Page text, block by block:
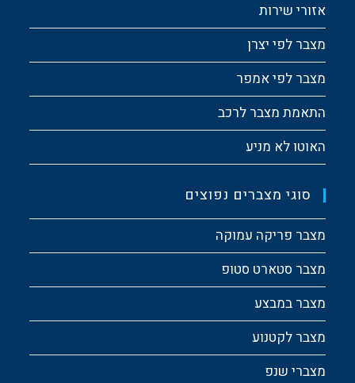
אזורי שירות
מצבר לפי יצרן
מצבר לפי אמפר
התאמת מצבר לרכב
האוטו לא מניע
סוגי מצברים נפוצים
מצבר פריקה עמוקה
מצבר סטארט סטופ
מצבר במבצע
מצבר לקטנוע
מצברי שנפ